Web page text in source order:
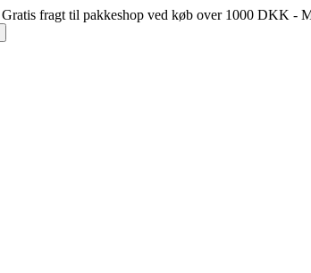
Gratis fragt til pakkeshop ved køb over 1000 DKK -